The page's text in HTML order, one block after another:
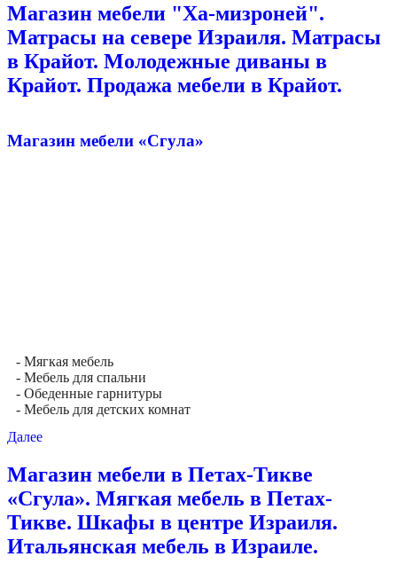
Магазин мебели "Ха-мизроней".
Матрасы на севере Израиля. Матрасы
в Крайот. Молодежные диваны в
Крайот. Продажа мебели в Крайот.
Магазин мебели «Сгула»
- Мягкая мебель
- Мебель для спальни
- Обеденные гарнитуры
- Мебель для детских комнат
Далее
Магазин мебели в Петах-Тикве
«Сгула». Мягкая мебель в Петах-
Тикве. Шкафы в центре Израиля.
Итальянская мебель в Израиле.